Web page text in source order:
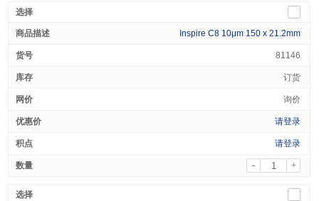
Inspire C8 10μm 150 x 21.2mm
81146
订货
询价
请登录
请登录
- +